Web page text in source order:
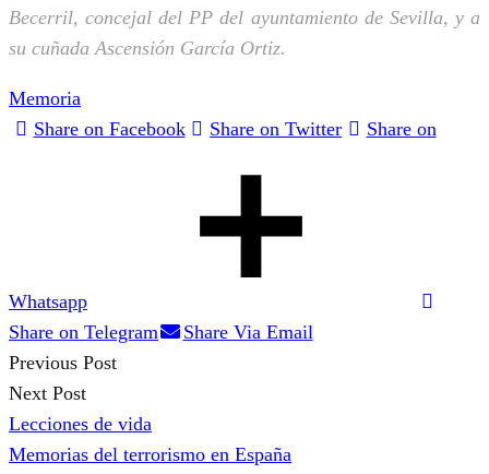
Becerril, concejal del PP del ayuntamiento de Sevilla, y a
su cuñada Ascensión García Ortiz.
Memoria
Share on Facebook
Share on Twitter Share on
Whatsapp
Share on Telegram
Share Via Email
Post
navigation
Previous Post
Next Post
Lecciones de vida
Memorias del terrorismo en España